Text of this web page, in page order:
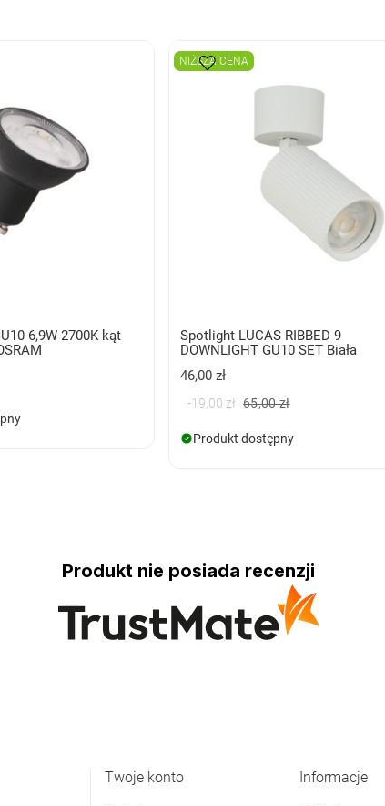
6,9W 2700K kąt
NIŻSZA CENA
Spotlight LUCAS RIBBED 9
DOWNLIGHT GU10 SET Biała
46,00 zł
-19,00 zł 65,00 zł
Produkt dostępny
Produkt nie posiada recenzji
Twoje konto Informacje